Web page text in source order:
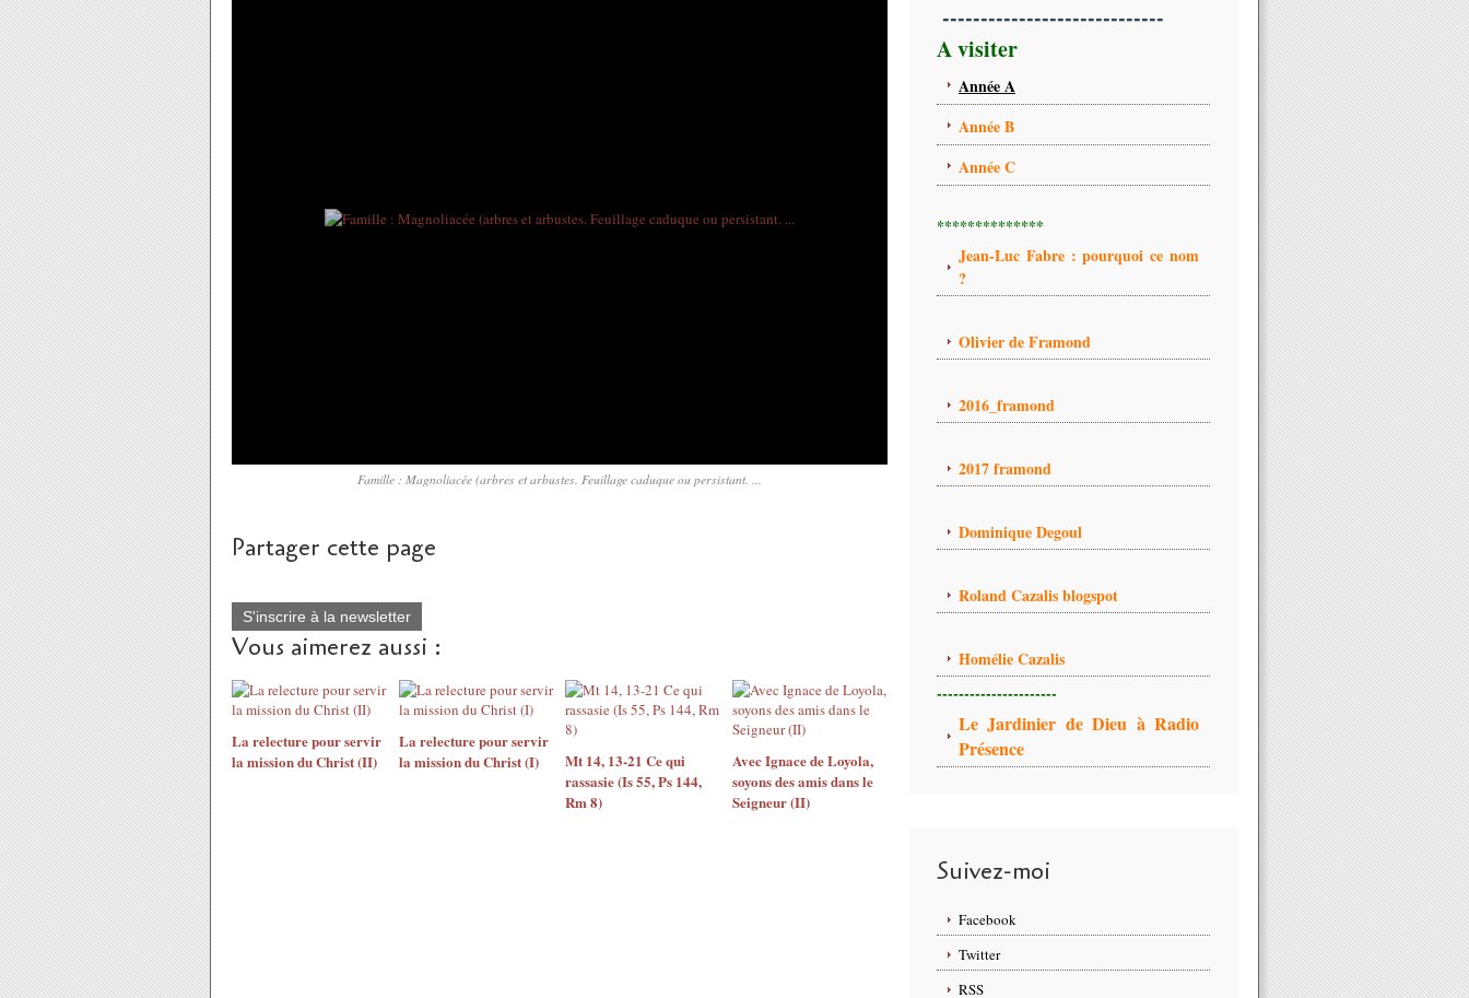
Famille : Magnoliacée (arbres et arbustes. Feuillage caduque ou persistant. ...
Partager cette page
S'inscrire à la newsletter
Vous aimerez aussi :
La relecture pour servir
la mission du Christ (II)
La relecture pour servir
la mission du Christ (I)
Mt 14, 13-21 Ce qui
rassasie (Is 55, Ps 144,
Rm 8)
Avec Ignace de Loyola,
soyons des amis dans le
Seigneur (II)
-----------------------------
A visiter
Année A
Année B
Année C
**************
Jean-Luc Fabre : pourquoi ce nom
?
Olivier de Framond
2016_framond
2017 framond
Dominique Degoul
Roland Cazalis blogspot
Homélie Cazalis
----------------------
Le Jardinier de Dieu à Radio
Présence
Suivez-moi
Facebook
Twitter
RSS